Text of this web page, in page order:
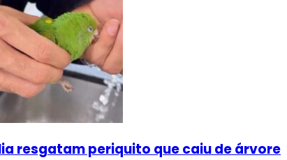
resgatam periquito que caiu de árvore